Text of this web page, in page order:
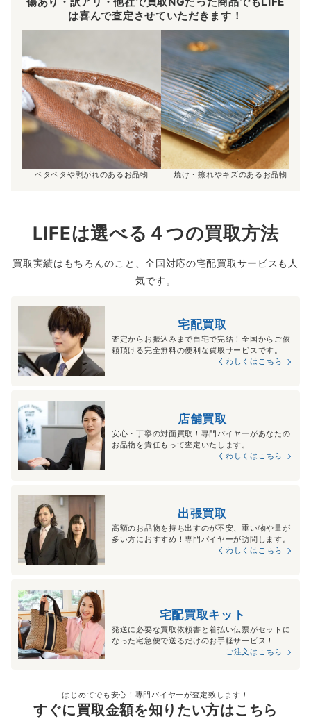
は喜んで査定させていただきます！
ベタベタや剥がれのあるお品物 焼け・擦れやキズのあるお品物
LIFEは選べる４つの買取方法
買取実績はもちろんのこと、全国対応の宅配買取サービスも人
気です。
宅配買取
査定からお振込みまで自宅で完結！全国からご依
頼頂ける完全無料の便利な買取サービスです。
くわしくはこちら
店舗買取
安心・丁寧の対面買取！専門バイヤーがあなたの
お品物を責任もって査定いたします。
くわしくはこちら
出張買取
高額のお品物を持ち出すのが不安、重い物や量が
多い方におすすめ！専門バイヤーが訪問します。
くわしくはこちら
宅配買取キット
発送に必要な買取依頼書と着払い伝票がセットに
なった宅急便で送るだけのお手軽サービス！
ご注文はこちら
はじめてでも安心！専門バイヤーが査定致します！
すぐに買取金額を知りたい方はこちら